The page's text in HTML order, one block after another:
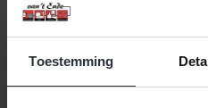
Toestemming